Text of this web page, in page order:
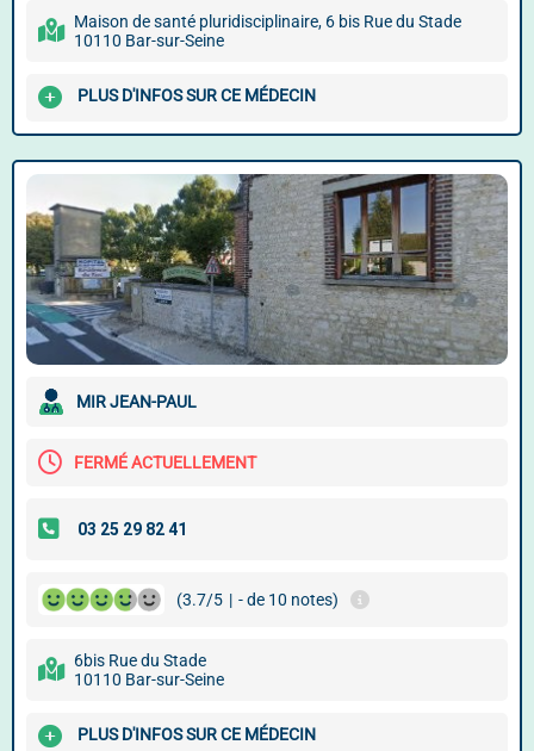
Maison de santé pluridisciplinaire, 6 bis Rue du Stade
10110 Bar-sur-Seine
PLUS D'INFOS SUR CE MÉDECIN
MIR JEAN-PAUL
FERMÉ ACTUELLEMENT
(3.7/5 | - de 10 notes)
6bis Rue du Stade
10110 Bar-sur-Seine
PLUS D'INFOS SUR CE MÉDECIN